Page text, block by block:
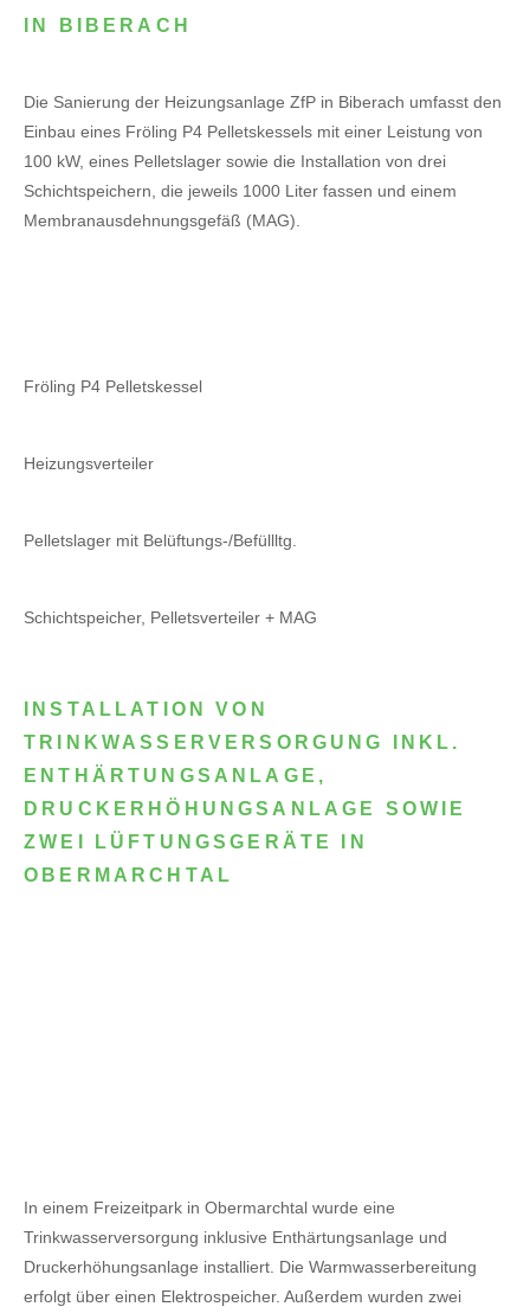
IN BIBERACH
Die Sanierung der Heizungsanlage ZfP in Biberach umfasst den
Einbau eines Fröling P4 Pelletskessels mit einer Leistung von
100 kW, eines Pelletslager sowie die Installation von drei
Schichtspeichern, die jeweils 1000 Liter fassen und einem
Membranausdehnungsgefäß (MAG).
Fröling P4 Pelletskessel
Heizungsverteiler
Pelletslager mit Belüftungs-/Befüllltg.
Schichtspeicher, Pelletsverteiler + MAG
INSTALLATION VON
TRINKWASSERVERSORGUNG INKL.
ENTHÄRTUNGSANLAGE,
DRUCKERHÖHUNGSANLAGE SOWIE
ZWEI LÜFTUNGSGERÄTE IN
OBERMARCHTAL
In einem Freizeitpark in Obermarchtal wurde eine
Trinkwasserversorgung inklusive Enthärtungsanlage und
Druckerhöhungsanlage installiert. Die Warmwasserbereitung
erfolgt über einen Elektrospeicher. Außerdem wurden zwei